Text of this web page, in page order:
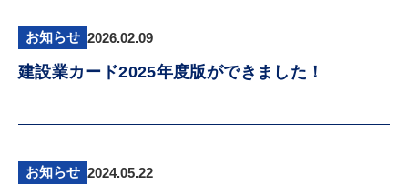
お知らせ 2026.02.09
建設業カード2025年度版ができました！
お知らせ 2024.05.22